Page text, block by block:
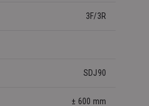
3F/3R
SDJ90
± 600 mm